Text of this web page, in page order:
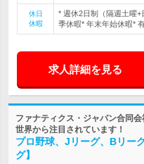
休日
休暇
* 週休2日制（隔週土曜
季休暇* 年末年始休暇*
求人詳細を見る
ファナティクス・ジャパン合同
世界から注目されています！
プロ野球、Jリーグ、Bリー
グ】